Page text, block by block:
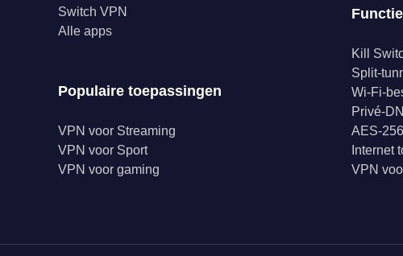
Switch VPN
Alle apps
Populaire toepassingen
VPN voor Streaming
VPN voor Sport
VPN voor gaming
Kill
Split-
Wi-Fi-
Privé-
AES-
Internet
VPN